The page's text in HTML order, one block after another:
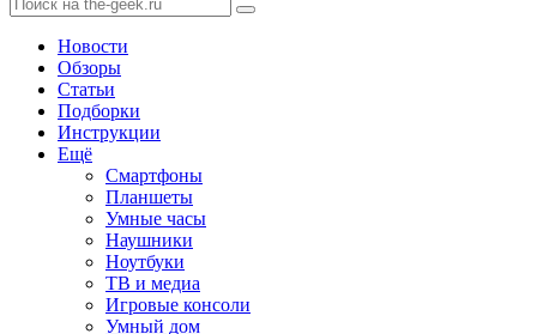
Новости
Обзоры
Статьи
Подборки
Инструкции
Ещё
Смартфоны
Планшеты
Умные часы
Наушники
Ноутбуки
ТВ и медиа
Игровые консоли
Умный дом